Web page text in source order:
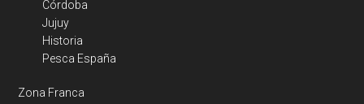
Córdoba
Jujuy
Historia
Pesca España
Zona Franca